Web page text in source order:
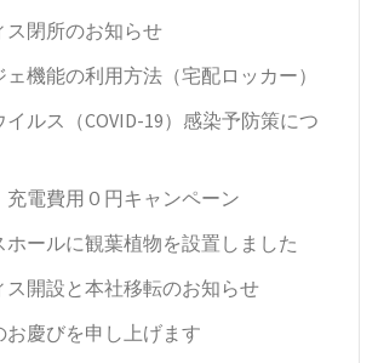
ス閉所のお知らせ
機能の利用方法（宅配ロッカー）
ルス（COVID-19）感染予防策につ
電費用０円キャンペーン
ホールに観葉植物を設置しました
ス開設と本社移転のお知らせ
お慶びを申し上げます